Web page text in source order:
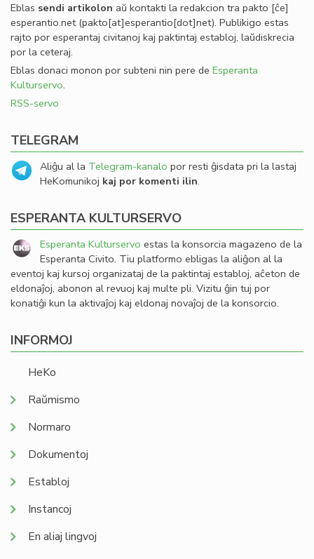
Eblas sendi artikolon aŭ kontakti la redakcion tra pakto [ĉe]
esperantio.net(pakto[at]esperantio[dot]net). Publikigo estas
rajto por esperantaj civitanoj kaj paktintaj establoj, laŭdiskrecia
por la ceteraj.
Eblas donaci monon por subteni nin pere de Esperanta
Kulturservo.
RSS-servo
TELEGRAM
Aliĝu al la Telegram-kanalo por resti ĝisdata pri la lastaj
HeKomunikoj kaj por komenti ilin.
ESPERANTA KULTURSERVO
Esperanta Kulturservo estas la konsorcia magazeno de la
Esperanta Civito. Tiu platformo ebligas la aliĝon al la
eventoj kaj kursoj organizataj de la paktintaj establoj, aĉeton de
eldonaĵoj, abonon al revuoj kaj multe pli. Vizitu ĝin tuj por
konatiĝi kun la aktivaĵoj kaj eldonaj novaĵoj de la konsorcio.
INFORMOJ
HeKo
Raŭmismo
Normaro
Dokumentoj
Establoj
Instancoj
En aliaj lingvoj